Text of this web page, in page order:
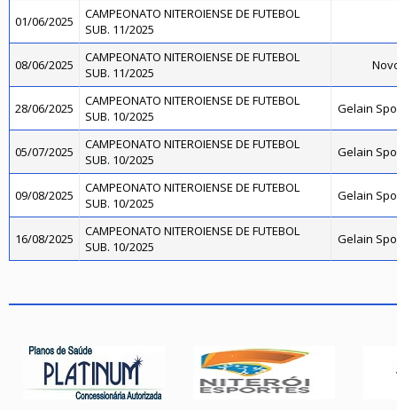
01/06/2025
CAMPEONATO NITEROIENSE DE FUTEBOL
SUB. 11/2025
08/06/2025
CAMPEONATO NITEROIENSE DE FUTEBOL
SUB. 11/2025
28/06/2025
CAMPEONATO NITEROIENSE DE FUTEBOL
SUB. 10/2025
Gelain
05/07/2025
CAMPEONATO NITEROIENSE DE FUTEBOL
SUB. 10/2025
Gelain
09/08/2025
CAMPEONATO NITEROIENSE DE FUTEBOL
SUB. 10/2025
Gelain
16/08/2025
CAMPEONATO NITEROIENSE DE FUTEBOL
SUB. 10/2025
Gelain